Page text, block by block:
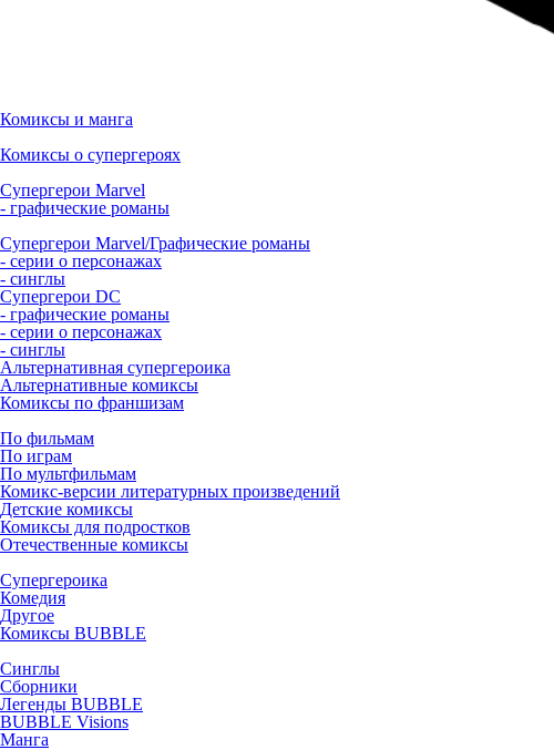
Комиксы и манга
Комиксы о супергероях
Супергерои Marvel
- графические романы
Супергерои Marvel/Графические романы
- серии о персонажах
- синглы
Супергерои DC
- графические романы
- серии о персонажах
- синглы
Альтернативная супергероика
Альтернативные комиксы
Комиксы по франшизам
По фильмам
По играм
По мультфильмам
Комикс-версии литературных произведений
Детские комиксы
Комиксы для подростков
Отечественные комиксы
Супергероика
Комедия
Другое
Комиксы BUBBLE
Синглы
Сборники
Легенды BUBBLE
BUBBLE Visions
Манга